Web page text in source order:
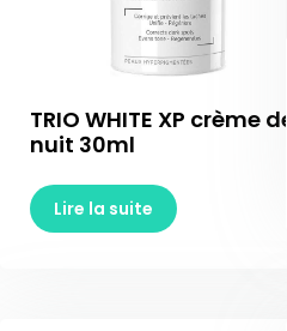
TRIO WHITE XP crème de
nuit 30ml
Lire la suite